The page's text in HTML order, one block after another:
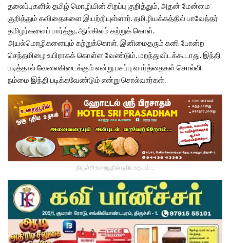
தலைப்புகளில் தமிழ் மொழியின் சிறப்பு குறித்தும், அதன் மேன்மை
குறித்தும் கவிதைகளை இயற்றியுள்ளார். தமிழியக்கத்தில் பாவேந்தர்
தமிழர்களைப் பார்த்து, ஆங்கிலம் கற்றுக் கொள்.
அயல்மொழிகளையும் கற்றுக்கொள். இனிமைதரும் கனி போன்ற
செந்தமிழை உயிராகக் கொள்ள வேண்டும். மறந்துவிடக்கூடாது. இந்தி
படித்தால் வேலைகிடைக்கும் என்று பசப்பு வார்த்தைகள் சொல்லி
நம்மை இந்தி படிக்கவேண்டும் என்று சொல்வார்கள்.
திருச்சி உறையூரில் புதிய உதயம்...